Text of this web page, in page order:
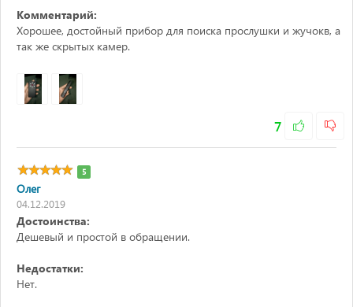
Комментарий:
Хорошее, достойный прибор для поиска прослушки и жучокв, а
так же скрытых камер.
7
5
Олег
04.12.2019
Достоинства:
Дешевый и простой в обращении.
Недостатки:
Нет.